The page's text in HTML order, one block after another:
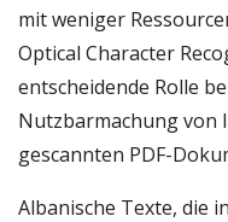
mit weniger
Optical Character
entscheidende Rolle
Nutzbarmachung von
gescannten PDF-
Albanische Texte, die